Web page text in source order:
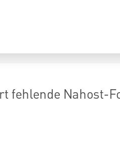
fehlende Nahost-